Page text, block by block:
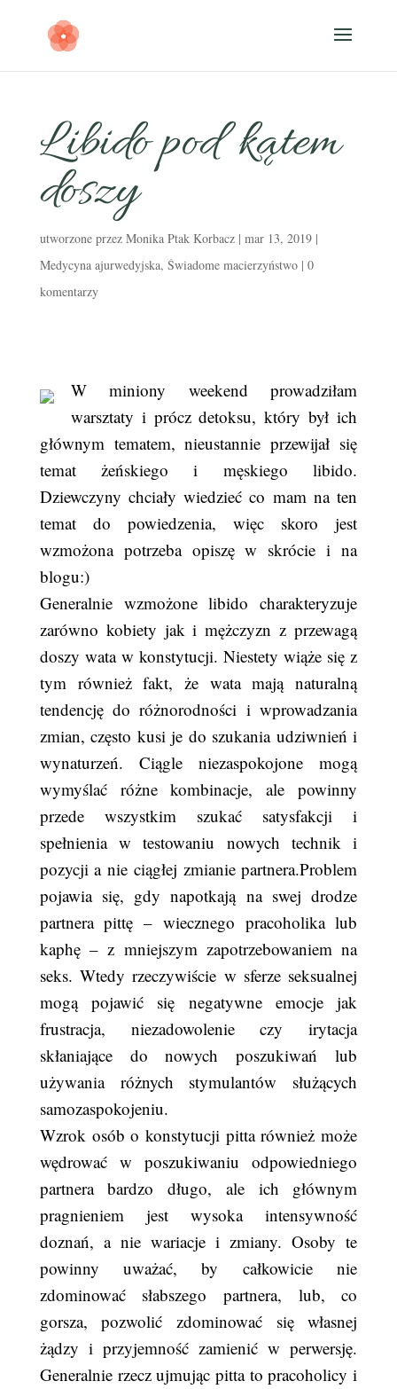
Libido pod kątem
doszy
utworzone przez Monika Ptak Korbacz| mar 13, 2019|
Medycyna ajurwedyjska, Świadome macierzyństwo| 0
komentarzy
W miniony weekend prowadziłam
warsztaty i prócz detoksu, który był ich
głównym tematem, nieustannie przewijał się
temat żeńskiego i męskiego libido.
Dziewczyny chciały wiedzieć co mam na ten
temat do powiedzenia, więc skoro jest
wzmożona potrzeba opiszę w skrócie i na
blogu:)
Generalnie wzmożone libido charakteryzuje
zarówno kobiety jak i mężczyzn z przewagą
doszy wata w konstytucji. Niestety wiąże się z
tym również fakt, że wata mają naturalną
tendencję do różnorodności i wprowadzania
zmian, często kusi je do szukania udziwnień i
wynaturzeń. Ciągle niezaspokojone mogą
wymyślać różne kombinacje, ale powinny
przede wszystkim szukać satysfakcji i
spełnienia w testowaniu nowych technik i
pozycji a nie ciągłej zmianie partnera.Problem
pojawia się, gdy napotkają na swej drodze
partnera pittę – wiecznego pracoholika lub
kaphę – z mniejszym zapotrzebowaniem na
seks. Wtedy rzeczywiście w sferze seksualnej
mogą pojawić się negatywne emocje jak
frustracja, niezadowolenie czy irytacja
skłaniające do nowych poszukiwań lub
używania różnych stymulantów służących
samozaspokojeniu.
Wzrok osób o konstytucji pitta również może
wędrować w poszukiwaniu odpowiedniego
partnera bardzo długo, ale ich głównym
pragnieniem jest wysoka intensywność
doznań, a nie wariacje i zmiany. Osoby te
powinny uważać, by całkowicie nie
zdominować słabszego partnera, lub, co
gorsza, pozwolić zdominować się własnej
żądzy i przyjemność zamienić w perwersję.
Generalnie rzecz ujmując pitta to pracoholicy i